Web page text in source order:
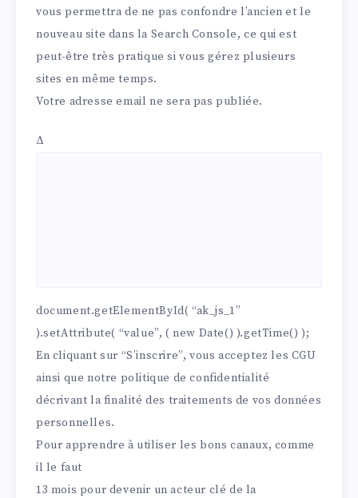
vous permettra de ne pas confondre l’ancien et le
nouveau site dans la Search Console, ce qui est
peut-être très pratique si vous gérez plusieurs
sites en même temps.
Votre adresse email ne sera pas publiée.
Δ
document.getElementById( “ak_js_1”
).setAttribute( “value”, ( new Date() ).getTime() );
En cliquant sur “S’inscrire”, vous acceptez les CGU
ainsi que notre politique de confidentialité
décrivant la finalité des traitements de vos données
personnelles.
Pour apprendre à utiliser les bons canaux, comme
il le faut
13 mois pour devenir un acteur clé de la